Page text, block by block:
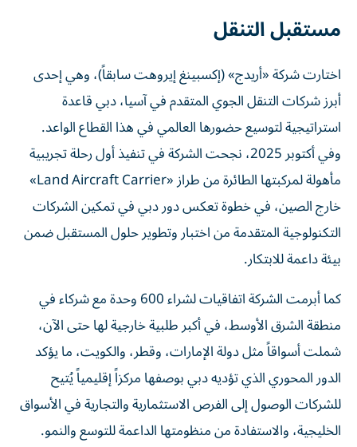
مستقبل التنقل
اختارت شركة «أريدج» (إكسبينغ إيروهت سابقاً)، وهي إحدى
أبرز شركات التنقل الجوي المتقدم في آسيا، دبي قاعدة
استراتيجية لتوسيع حضورها العالمي في هذا القطاع الواعد.
وفي أكتوبر 2025، نجحت الشركة في تنفيذ أول رحلة تجريبية
مأهولة لمركبتها الطائرة من طراز «Land Aircraft Carrier»
خارج الصين، في خطوة تعكس دور دبي في تمكين الشركات
التكنولوجية المتقدمة من اختبار وتطوير حلول المستقبل ضمن
بيئة داعمة للابتكار.
كما أبرمت الشركة اتفاقيات لشراء 600 وحدة مع شركاء في
منطقة الشرق الأوسط، في أكبر طلبية خارجية لها حتى الآن،
شملت أسواقاً مثل دولة الإمارات، وقطر، والكويت، ما يؤكد
الدور المحوري الذي تؤديه دبي بوصفها مركزاً إقليمياً يُتيح
للشركات الوصول إلى الفرص الاستثمارية والتجارية في الأسواق
الخليجية، والاستفادة من منظومتها الداعمة للتوسع والنمو.